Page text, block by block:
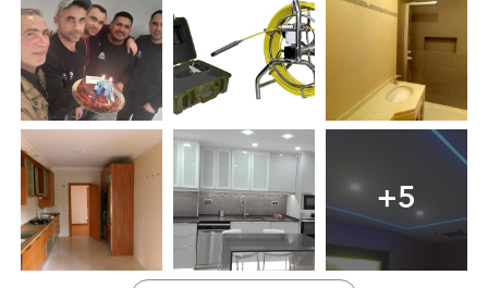
permitido aos nossos clientes um vasto número de
melhorias e redução de custos nas obras, construção e
na sua manutenção. A empresa D.M. Horta
Remodelações, Lda foi criada a pensar em cada um dos
nossos clientes e na satisfação das suas necessidades.
Com uma equipa experiente, qualificada,
multidisciplinar, empreendedora e comprometida com o
serviço e com parcerias técnicas de especialistas para a
realização de alguns diagnósticos que permitem a
acertada escolha de materiais a utilizar cirurgicamente
mediante cada situação especifica, permite-nos garantir
uma correta execução e perfeitos acabamentos que
+5